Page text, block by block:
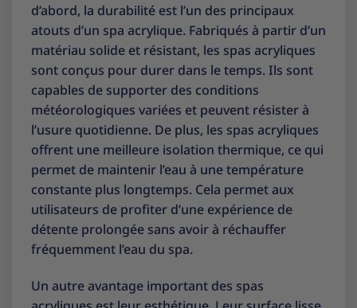
d’abord, la durabilité est l’un des principaux
atouts d’un spa acrylique. Fabriqués à partir d’un
matériau solide et résistant, les spas acryliques
sont conçus pour durer dans le temps. Ils sont
capables de supporter des conditions
météorologiques variées et peuvent résister à
l’usure quotidienne. De plus, les spas acryliques
offrent une meilleure isolation thermique, ce qui
permet de maintenir l’eau à une température
constante plus longtemps. Cela permet aux
utilisateurs de profiter d’une expérience de
détente prolongée sans avoir à réchauffer
fréquemment l’eau du spa.
Un autre avantage important des spas